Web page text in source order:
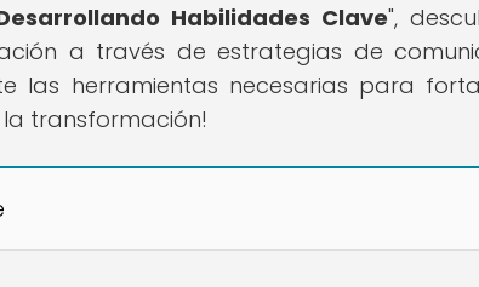
Habilidades Clave",
a través de estrategias de
las herramientas necesarias para
transformación!